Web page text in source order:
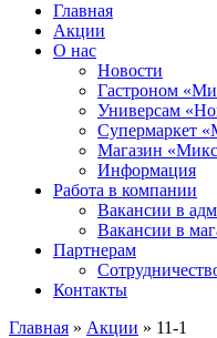
Главная
Акции
О нас
Новости
Гастроном
Универсам
Супермаркет
Магазин
Информация
Работа в компании
Вакансии в
Вакансии в
Партнерам
Контакты
Главная » Акции » 11-1